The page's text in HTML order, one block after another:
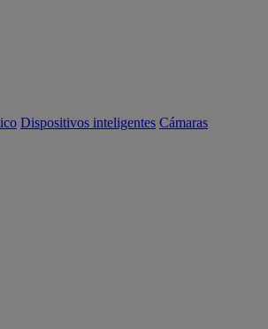
Dispositivos inteligentes Cámaras